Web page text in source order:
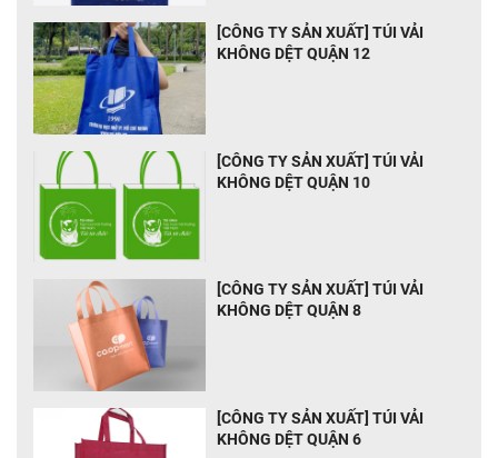
[CÔNG TY SẢN XUẤT] TÚI VẢI
KHÔNG DỆT QUẬN 12
[CÔNG TY SẢN XUẤT] TÚI VẢI
KHÔNG DỆT QUẬN 10
[CÔNG TY SẢN XUẤT] TÚI VẢI
KHÔNG DỆT QUẬN 8
[CÔNG TY SẢN XUẤT] TÚI VẢI
KHÔNG DỆT QUẬN 6